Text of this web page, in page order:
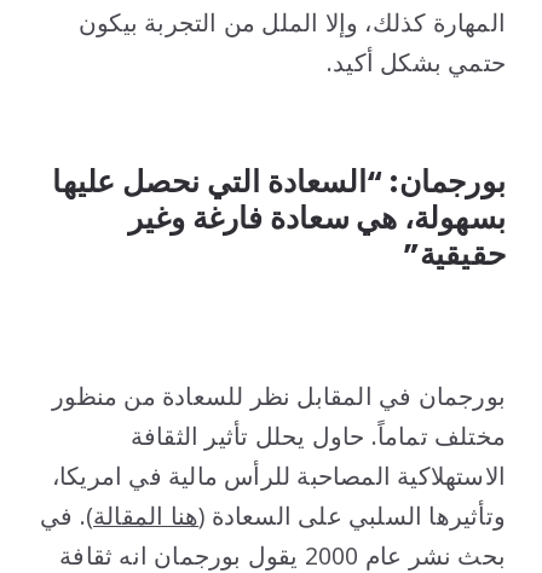
المهارة كذلك، وإلا الملل من التجربة بيكون
حتمي بشكل أكيد.
بورجمان: “السعادة التي نحصل عليها
بسهولة، هي سعادة فارغة وغير
حقيقية”
بورجمان في المقابل نظر للسعادة من منظور
مختلف تماماً. حاول يحلل تأثير الثقافة
الاستهلاكية المصاحبة للرأس مالية في امريكا،
وتأثيرها السلبي على السعادة (هنا المقالة). في
بحث نشر عام 2000 يقول بورجمان انه ثقافة